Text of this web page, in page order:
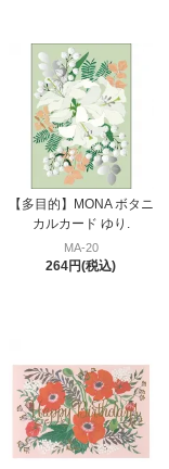
【多目的】MONA ボタニ
カルカード ゆり.
MA-20
264円(税込)